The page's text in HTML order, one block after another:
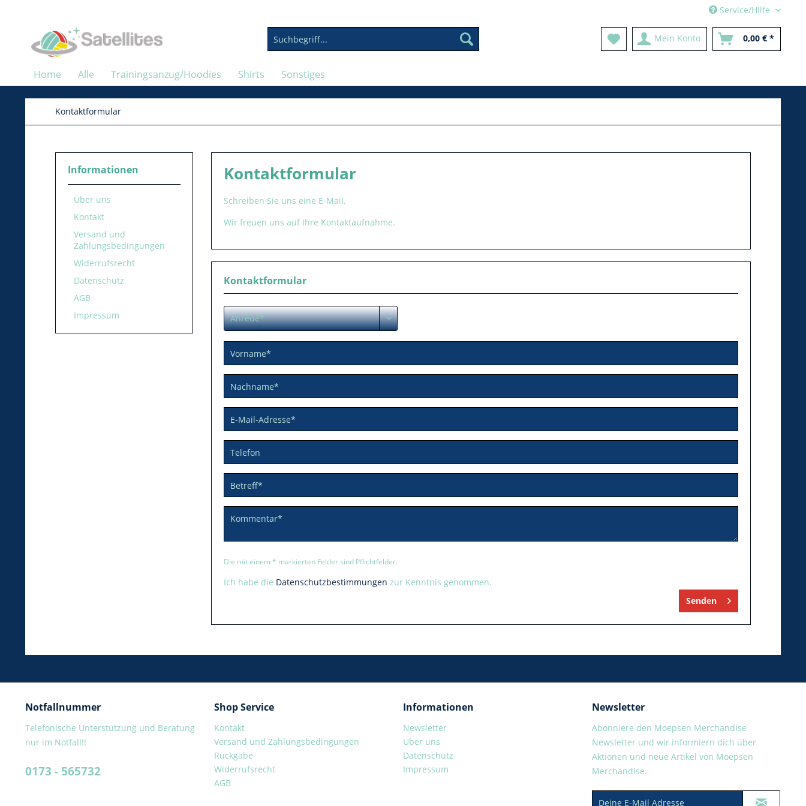
Service/Hilfe
Mein Konto 0,00 € *
Home Alle Trainingsanzug/Hoodies Shirts Sonstiges
Kontaktformular
Informationen
Über uns
Kontakt
Versand und
Zahlungsbedingungen
Widerrufsrecht
Datenschutz
AGB
Impressum
Kontaktformular
Schreiben Sie uns eine E-Mail.
Wir freuen uns auf Ihre Kontaktaufnahme.
Kontaktformular
Die mit einem * markierten Felder sind Pflichtfelder.
Ich habe die Datenschutzbestimmungen zur Kenntnis genommen.
Senden
Notfallnummer
Telefonische Unterstützung und Beratung
nur im Notfall!!
0173 - 565732
Shop Service
Kontakt
Versand und Zahlungsbedingungen
Rückgabe
Widerrufsrecht
AGB
Informationen
Newsletter
Über uns
Datenschutz
Impressum
Newsletter
Abonniere den Moepsen Merchandise
Newsletter und wir informiern dich über
Aktionen und neue Artikel von Moepsen
Merchandise.